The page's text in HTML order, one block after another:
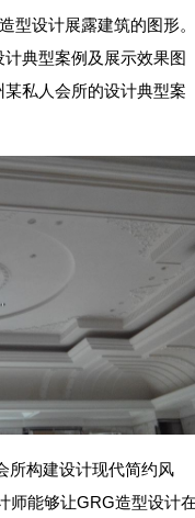
型设计展露建筑的图形。
典型案例及展示效果图
私人会所的设计典型案
所构建设计现代简约风
师能够让GRG造型设计